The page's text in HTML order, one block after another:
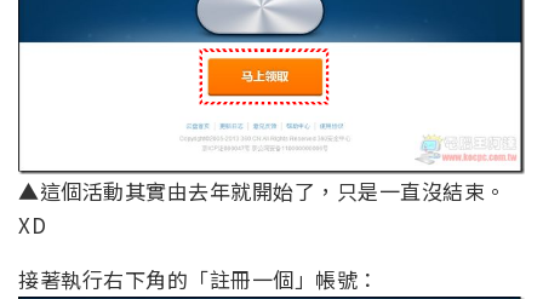
▲這個活動其實由去年就開始了，只是一直沒結束。
XD
接著執行右下角的「註冊一個」帳號：